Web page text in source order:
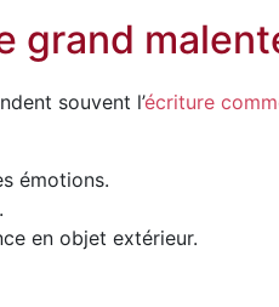
grand
souvent l’écriture
émotions.
en objet extérieur.